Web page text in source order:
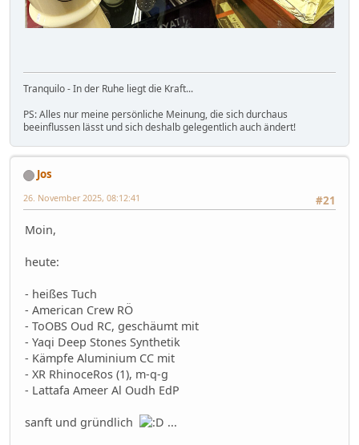
Tranquilo - In der Ruhe liegt die Kraft...
PS: Alles nur meine persönliche Meinung, die sich durchaus
beeinflussen lässt und sich deshalb gelegentlich auch ändert!
Jos
#21
26. November 2025, 08:12:41
Moin,
heute:
- heißes Tuch
- American Crew RÖ
- ToOBS Oud RC, geschäumt mit
- Yaqi Deep Stones Synthetik
- Kämpfe Aluminium CC mit
- XR RhinoceRos (1), m-q-g
- Lattafa Ameer Al Oudh EdP
sanft und gründlich ...